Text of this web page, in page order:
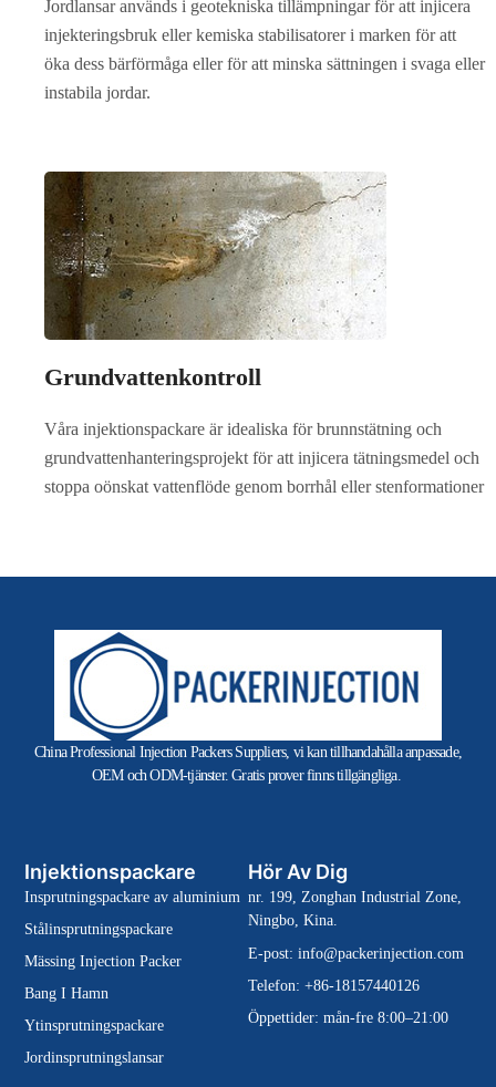
Jordlansar används i geotekniska tillämpningar för att injicera
injekteringsbruk eller kemiska stabilisatorer i marken för att
öka dess bärförmåga eller för att minska sättningen i svaga eller
instabila jordar.
Grundvattenkontroll
Våra injektionspackare är idealiska för brunnstätning och
grundvattenhanteringsprojekt för att injicera tätningsmedel och
stoppa oönskat vattenflöde genom borrhål eller stenformationer
China Professional Injection Packers Suppliers, vi kan tillhandahålla anpassade,
OEM och ODM-tjänster. Gratis prover finns tillgängliga.
Injektionspackare
Insprutningspackare av aluminium
Stålinsprutningspackare
Mässing Injection Packer
Bang I Hamn
Ytinsprutningspackare
Jordinsprutningslansar
Hör Av Dig
nr. 199, Zonghan Industrial Zone,
Ningbo, Kina.
E-post: info@packerinjection.com
Telefon: +86-18157440126
Öppettider: mån-fre 8:00–21:00